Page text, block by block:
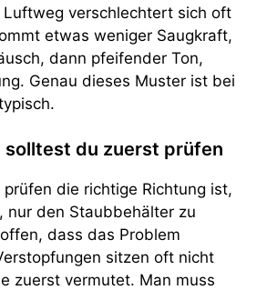
verschlechtert sich oft
etwas weniger Saugkraft,
dann pfeifender Ton,
Genau dieses Muster ist bei
solltest du zuerst prüfen
die richtige Richtung ist,
nur den Staubbehälter zu
dass das Problem
sitzen oft nicht
zuerst vermutet. Man muss